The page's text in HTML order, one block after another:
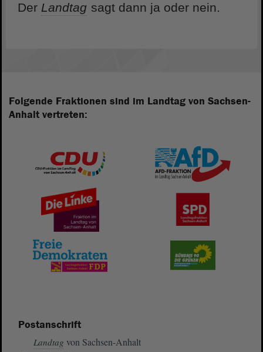
Der Landtag sagt dann ja oder nein.
Folgende Fraktionen sind im Landtag von Sachsen-
Anhalt vertreten:
Postanschrift
Landtag von Sachsen-Anhalt